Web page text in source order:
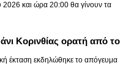
και ώρα 20:00 θα γίνουν τα
Κορινθίας ορατή από το
έκταση εκδηλώθηκε το απόγευμα